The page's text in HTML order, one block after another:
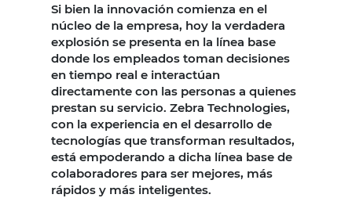
Si bien la innovación comienza en el
núcleo de la empresa, hoy la verdadera
explosión se presenta en la línea base
donde los empleados toman decisiones
en tiempo real e interactúan
directamente con las personas a quienes
prestan su servicio. Zebra Technologies,
con la experiencia en el desarrollo de
tecnologías que transforman resultados,
está empoderando a dicha línea base de
colaboradores para ser mejores, más
rápidos y más inteligentes.